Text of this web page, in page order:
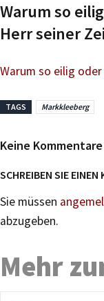
Warum so
Herr seiner
Warum so eilig
TAGS Markkleeberg
Keine
SCHREIBEN SIE EINEN
Sie müssen
abzugeben.
Mehr